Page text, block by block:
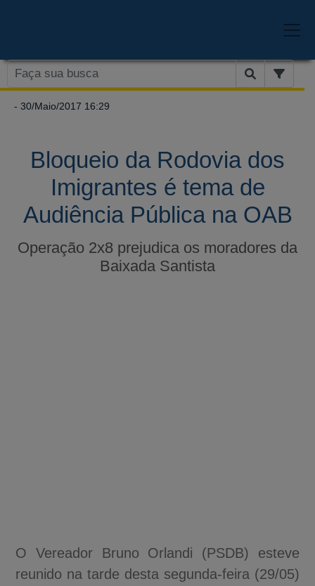
- 30/Maio/2017 16:29
Bloqueio da Rodovia dos
Imigrantes é tema de
Audiência Pública na OAB
Operação 2x8 prejudica os moradores da
Baixada Santista
O Vereador Bruno Orlandi (PSDB) esteve
reunido na tarde desta segunda-feira (29/05)